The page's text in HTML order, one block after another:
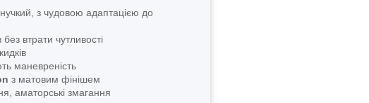
з чудовою адаптацією до
втрати чутливості
маневреність
з матовим фінішем
аматорські змагання